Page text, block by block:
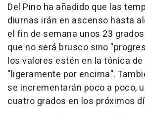
Del Pino ha añadido que las
diurnas irán en ascenso hasta
el fin de semana unos 23
que no será brusco sino
los valores estén en la tónica
"ligeramente por encima".
se incrementarán poco a poco,
cuatro grados en los próximos